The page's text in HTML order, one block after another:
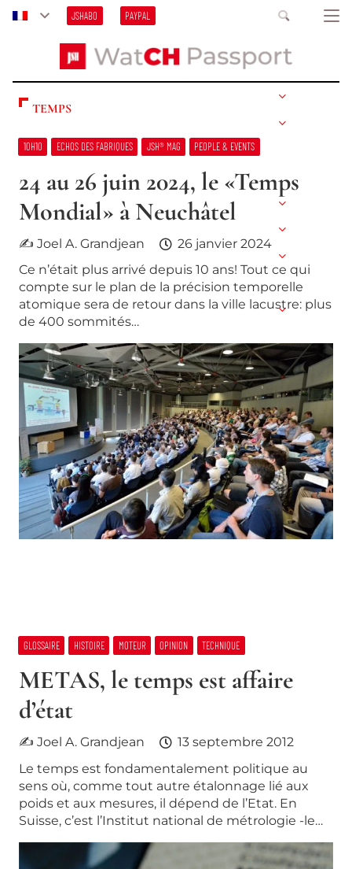
JSHABO PAYPAL
TEMPS
10H10 ECHOS DES FABRIQUES JSH® MAG PEOPLE & EVENTS
24 au 26 juin 2024, le «Temps
Mondial» à Neuchâtel
✍ Joel A. Grandjean
26 janvier 2024
Ce n’était plus arrivé depuis 10 ans! Tout ce qui
compte sur le plan de la précision temporelle
atomique sera de retour dans la ville lacustre: plus
de 400 sommités…
GLOSSAIRE HISTOIRE MOTEUR OPINION TECHNIQUE
METAS, le temps est affaire
d’état
✍ Joel A. Grandjean
13 septembre 2012
Le temps est fondamentalement politique au
sens où, comme tout autre étalonnage lié aux
poids et aux mesures, il dépend de l’Etat. En
Suisse, c’est l’Institut national de métrologie -le…